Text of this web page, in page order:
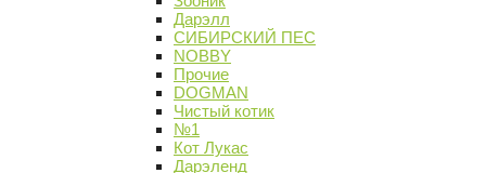
Дарэлл
СИБИРСКИЙ ПЕС
NOBBY
Прочие
DOGMAN
Чистый котик
№1
Кот Лукас
Дарэленд